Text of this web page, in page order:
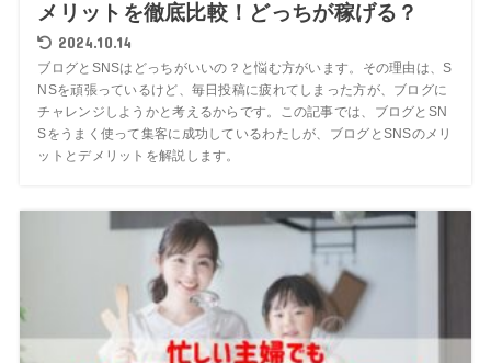
メリットを徹底比較！どっちが稼げる？
2024.10.14
ブログとSNSはどっちがいいの？と悩む方がいます。その理由は、S
NSを頑張っているけど、毎日投稿に疲れてしまった方が、ブログに
チャレンジしようかと考えるからです。この記事では、ブログとSN
Sをうまく使って集客に成功しているわたしが、ブログとSNSのメリ
ットとデメリットを解説します。